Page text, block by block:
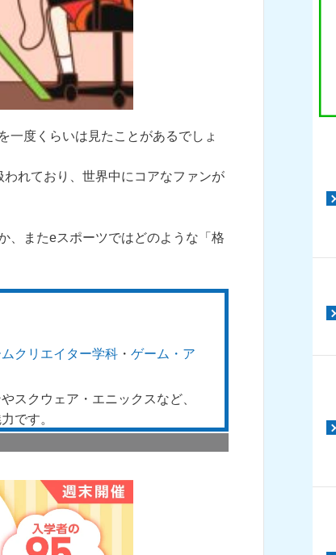
一度くらいは見たことがあるでしょ
れており、世界中にコアなファンが
、またeスポーツではどのような「格
クリエイター学科・ ゲーム・ア
スクウェア・エニックスなど、
です。